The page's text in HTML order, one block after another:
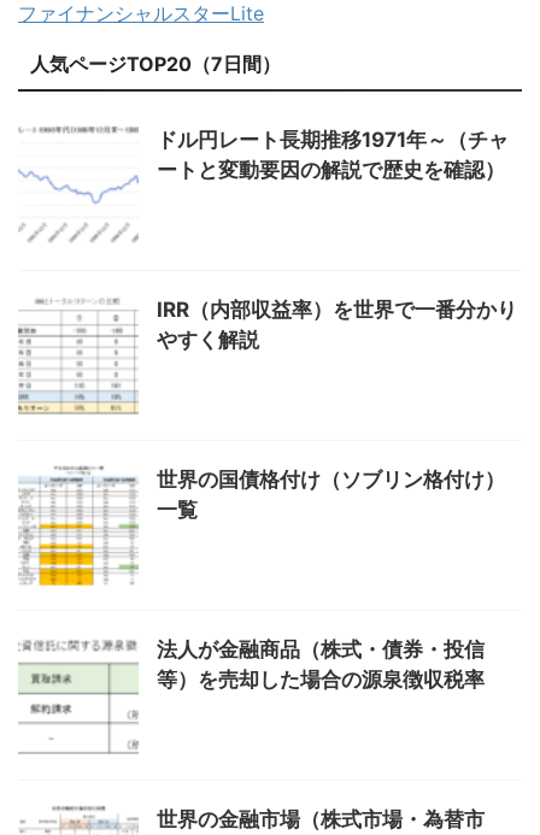
ファイナンシャルスターLite
人気ページTOP20（7日間）
ドル円レート長期推移1971年～（チャ
ートと変動要因の解説で歴史を確認）
IRR（内部収益率）を世界で一番分かり
やすく解説
世界の国債格付け（ソブリン格付け）
一覧
法人が金融商品（株式・債券・投信
等）を売却した場合の源泉徴収税率
世界の金融市場（株式市場・為替市